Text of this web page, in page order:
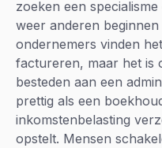
zoeken een
weer anderen
ondernemers vinden
factureren, maar het is
besteden aan een
prettig als een
inkomstenbelasting
opstelt. Mensen